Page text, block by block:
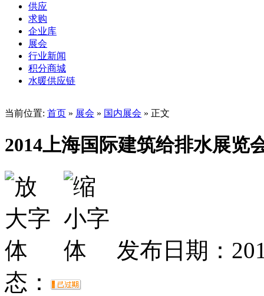
供应
求购
企业库
展会
行业新闻
积分商城
水暖供应链
当前位置: 首页 » 展会 » 国内展会 » 正文
2014上海国际建筑给排水展览
发布日期：
态：